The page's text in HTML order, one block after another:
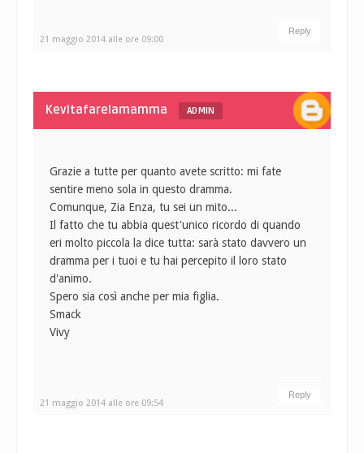
21 maggio 2014 alle ore 09:00
Reply
Kevitafarelamamma ADMIN
21 maggio 2014 alle ore 09:54
Grazie a tutte per quanto avete scritto: mi fate
sentire meno sola in questo dramma.
Comunque, Zia Enza, tu sei un mito...
Il fatto che tu abbia quest'unico ricordo di quando
eri molto piccola la dice tutta: sarà stato davvero un
dramma per i tuoi e tu hai percepito il loro stato
d'animo.
Spero sia così anche per mia figlia.
Smack
Vivy
Reply